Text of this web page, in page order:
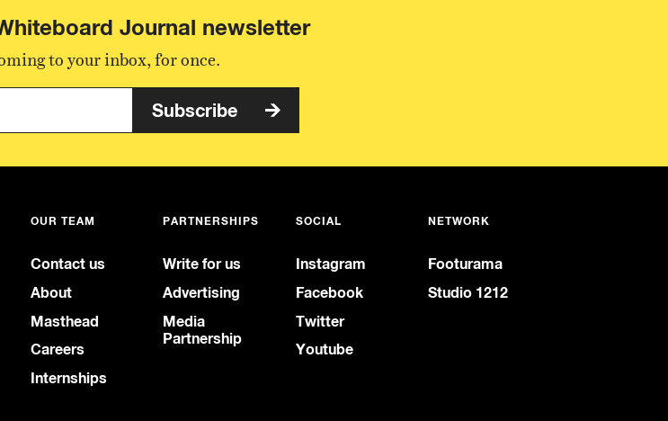
Journal newsletter
to your inbox, for once.
Subscribe
OUR TEAM
Contact us
About
Masthead
Careers
Internships
PARTNERSHIPS
Write for us
Advertising
Media
Partnership
SOCIAL
Instagram
Facebook
Twitter
Youtube
NETWORK
Footurama
Studio 1212